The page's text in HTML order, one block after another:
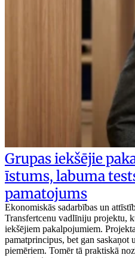
Grupas iekšējie
īstums, labuma
pamatojums
Ekonomiskās sadarbības un
Transfertcenu vadlīniju projektu,
iekšējiem pakalpojumiem.
pamatprincipus, bet gan
piemēriem. Tomēr tā praktiskā